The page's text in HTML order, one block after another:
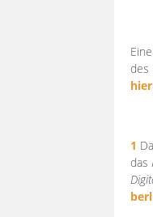
des
hier
1
das